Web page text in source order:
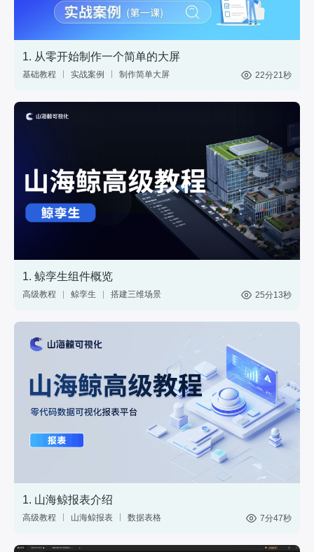
1. 从零开始制作一个简单的大屏
基础教程 实战案例
制作简单大屏
22分21秒
1. 鲸孪生组件概览
高级教程 鲸孪生
搭建三维场景
25分13秒
1. 山海鲸报表介绍
高级教程 山海鲸报表
数据表格
7分47秒